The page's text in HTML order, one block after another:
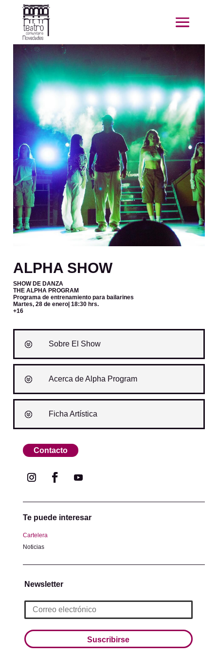
ALPHA SHOW
SHOW DE DANZA
THE ALPHA PROGRAM
Programa de entrenamiento para bailarines
Martes, 28 de enero| 18:30 hrs.
+16
Sobre El Show
Acerca de Alpha Program
Ficha Artística
Contacto
Te puede interesar
Cartelera
Noticias
Newsletter
Suscribirse